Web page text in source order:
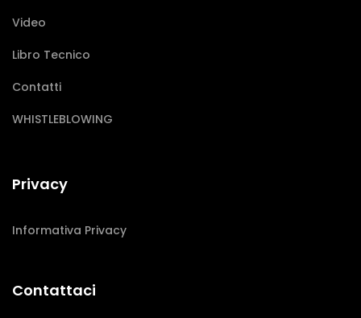
Video
Libro Tecnico
Contatti
WHISTLEBLOWING
Privacy
Informativa Privacy
Contattaci